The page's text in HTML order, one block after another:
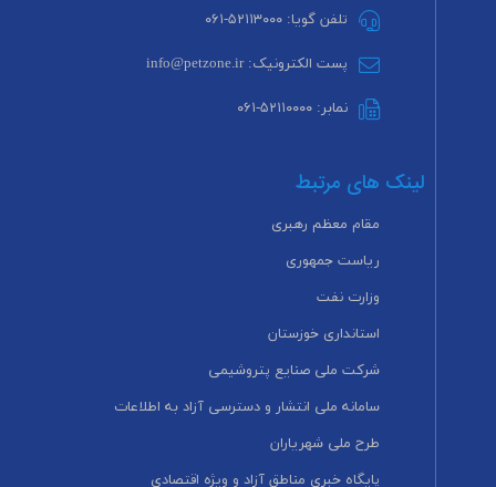
تلفن گویا: ۵۲۱۱۳۰۰۰-۰۶۱
پست الکترونیک: info@petzone.ir
نمابر: ۵۲۱۱۰۰۰۰-۰۶۱
لینک های مرتبط
مقام معظم رهبری
ریاست جمهوری
وزارت نفت
استانداری خوزستان
شرکت ملی صنایع پتروشیمی
سامانه ملی انتشار و دسترسی آزاد به اطلاعات
طرح ملی شهریاران
پایگاه خبری مناطق آزاد و ویژه اقتصادی